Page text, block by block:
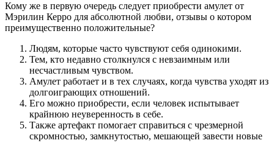
Кому же в первую очередь следует приобрести амулет от
Мэрилин Керро для абсолютной любви, отзывы о котором
преимущественно положительные?
Людям, которые часто чувствуют себя одинокими.
Тем, кто недавно столкнулся с невзаимным или
несчастливым чувством.
Амулет работает и в тех случаях, когда чувства уходят из
долгоиграющих отношений.
Его можно приобрести, если человек испытывает
крайнюю неуверенность в себе.
Также артефакт помогает справиться с чрезмерной
скромностью, замкнутостью, мешающей завести новые